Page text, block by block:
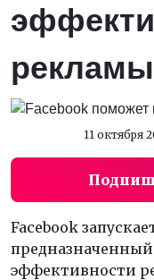
рекламы
11 октября
Facebook
эффективности